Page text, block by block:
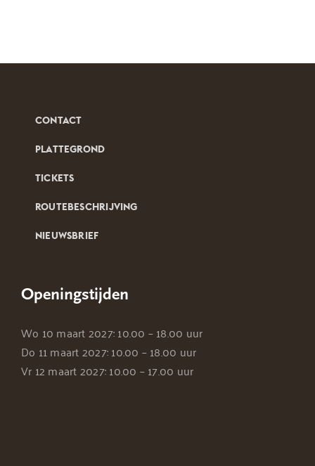
CONTACT
PLATTEGROND
TICKETS
ROUTEBESCHRIJVING
NIEUWSBRIEF
Openingstijden
Wo 10 maart 2027: 10.00 – 18.00 uur
Do 11 maart 2027: 10.00 – 18.00 uur
Vr 12 maart 2027: 10.00 – 17.00 uur